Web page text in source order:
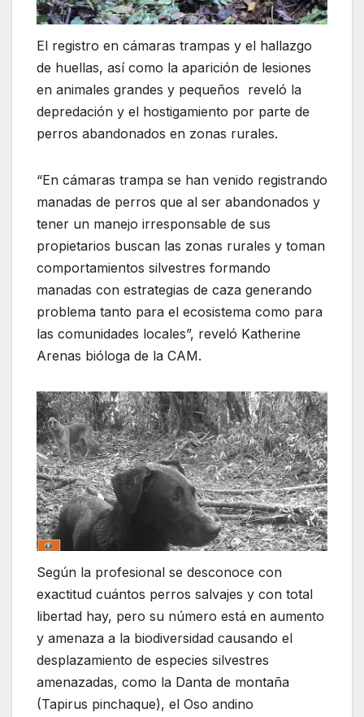
El registro en cámaras trampas y el hallazgo
de huellas, así como la aparición de lesiones
en animales grandes y pequeños reveló la
depredación y el hostigamiento por parte de
perros abandonados en zonas rurales.
“En cámaras trampa se han venido registrando
manadas de perros que al ser abandonados y
tener un manejo irresponsable de sus
propietarios buscan las zonas rurales y toman
comportamientos silvestres formando
manadas con estrategias de caza generando
problema tanto para el ecosistema como para
las comunidades locales”, reveló Katherine
Arenas bióloga de la CAM.
Según la profesional se desconoce con
exactitud cuántos perros salvajes y con total
libertad hay, pero su número está en aumento
y amenaza a la biodiversidad causando el
desplazamiento de especies silvestres
amenazadas, como la Danta de montaña
(Tapirus pinchaque), el Oso andino